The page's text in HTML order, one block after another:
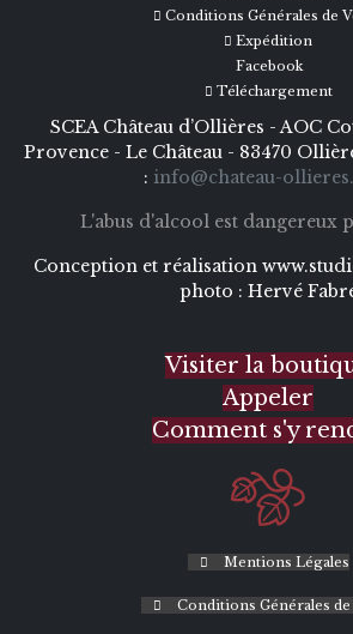
Conditions Générales de
Expédition
Facebook
Téléchargement
SCEA Château d’Ollières - AOC
Provence - Le Château - 83470
: info@chateau-
L'abus d'alcool est dangereux
Conception et réalisation
photo : Hervé
Visiter la
Appeler
Comment s'y
Mentions Légales
Conditions Générales de